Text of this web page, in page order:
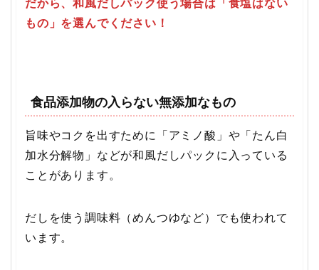
だから、和風だしパック使う場合は「食塩はない
もの」を選んでください！
食品添加物の入らない無添加なもの
旨味やコクを出すために「アミノ酸」や「たん白
加水分解物」などが和風だしパックに入っている
ことがあります。
だしを使う調味料（めんつゆなど）でも使われて
います。